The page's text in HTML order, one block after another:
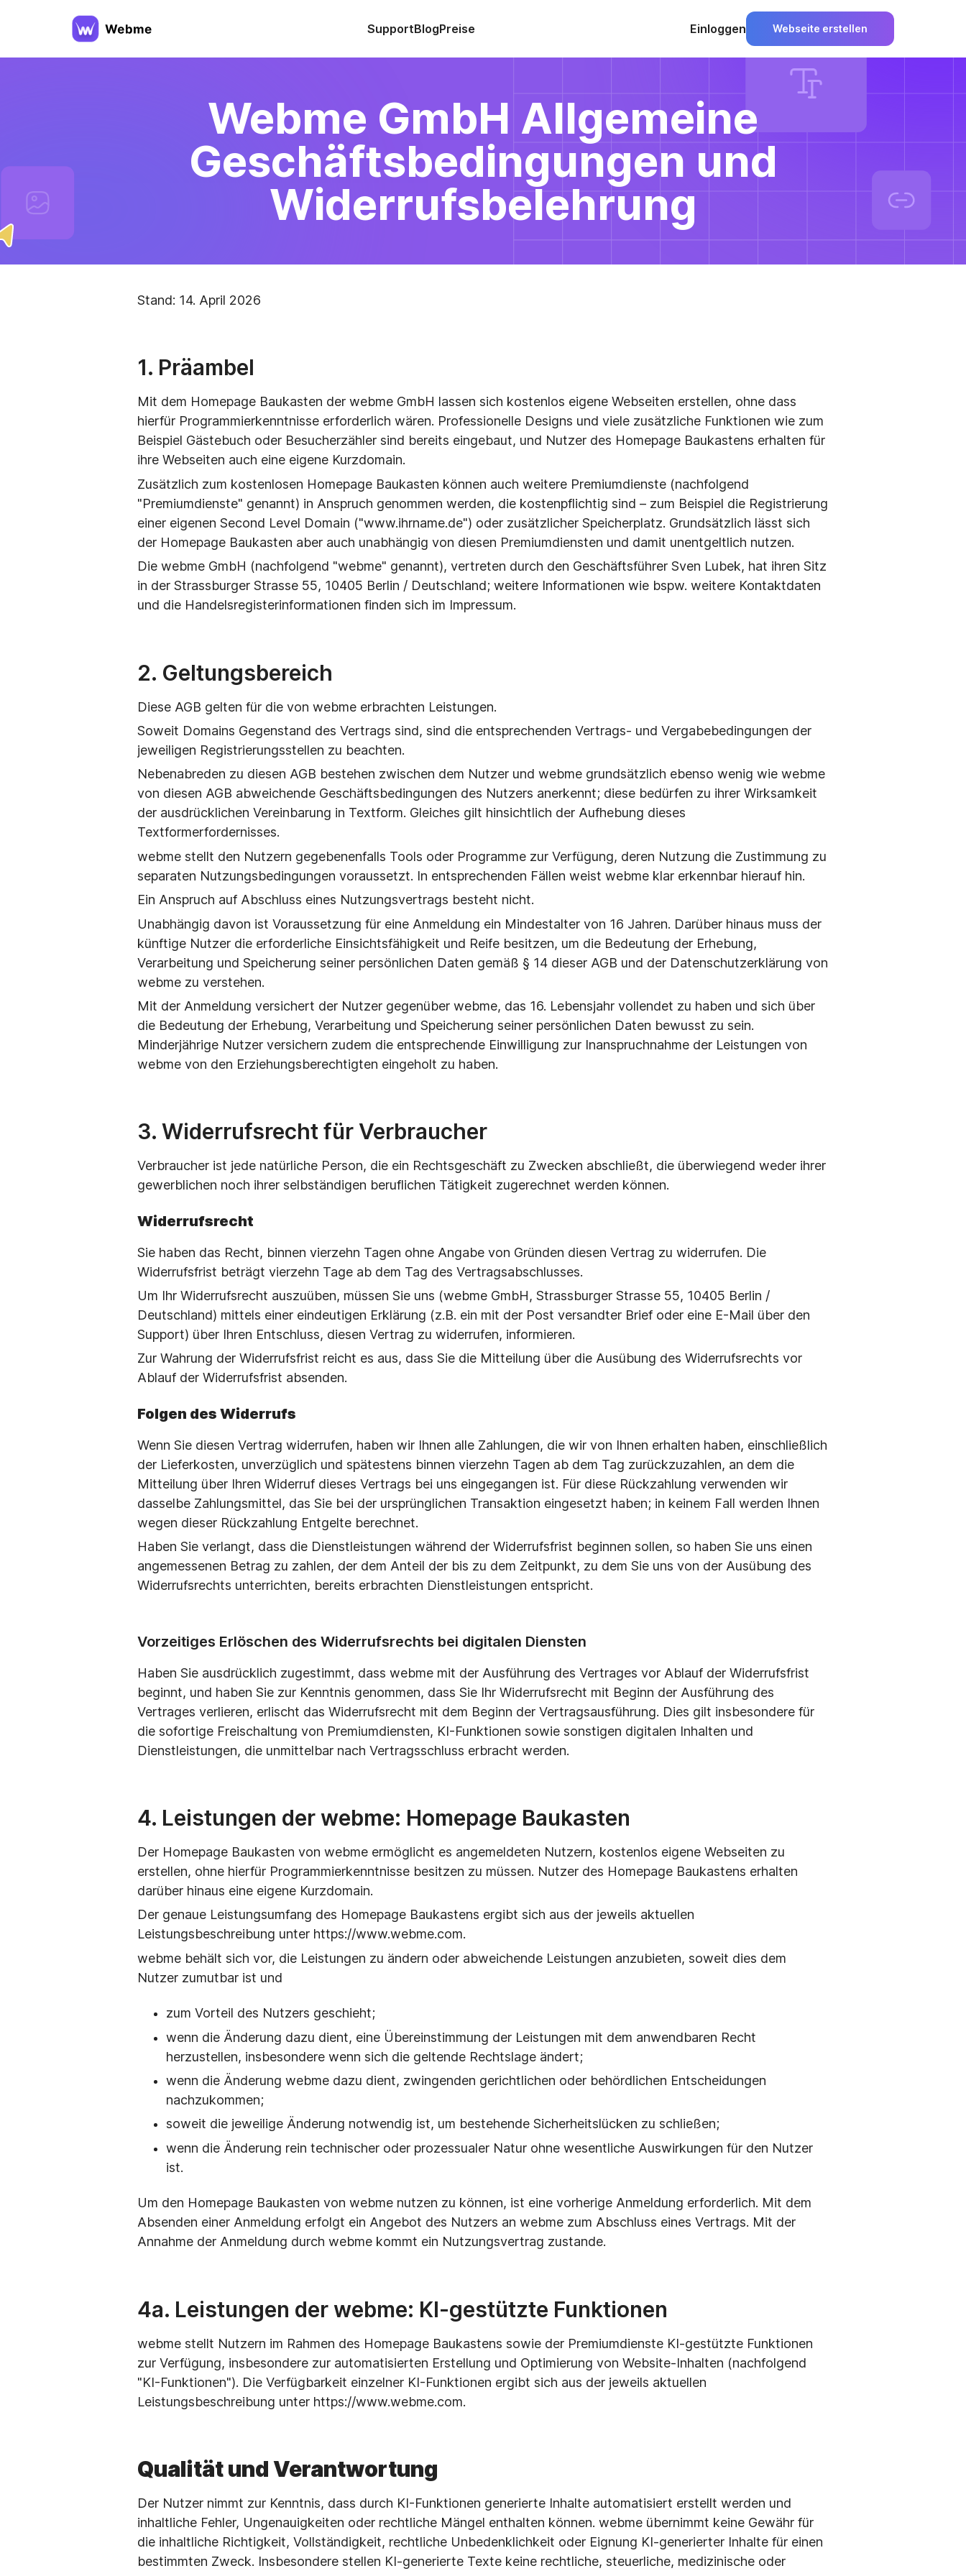
SupportBlogPreise Einloggen Webseite erstellen
Webme GmbH Allgemeine
Geschäftsbedingungen und
Widerrufsbelehrung
Stand: 14. April 2026
1. Präambel
Mit dem Homepage Baukasten der webme GmbH lassen sich kostenlos eigene Webseiten erstellen, ohne dass
hierfür Programmierkenntnisse erforderlich wären. Professionelle Designs und viele zusätzliche Funktionen wie zum
Beispiel Gästebuch oder Besucherzähler sind bereits eingebaut, und Nutzer des Homepage Baukastens erhalten für
ihre Webseiten auch eine eigene Kurzdomain.
Zusätzlich zum kostenlosen Homepage Baukasten können auch weitere Premiumdienste (nachfolgend
"Premiumdienste" genannt) in Anspruch genommen werden, die kostenpflichtig sind – zum Beispiel die Registrierung
einer eigenen Second Level Domain ("www.ihrname.de") oder zusätzlicher Speicherplatz. Grundsätzlich lässt sich
der Homepage Baukasten aber auch unabhängig von diesen Premiumdiensten und damit unentgeltlich nutzen.
Die webme GmbH (nachfolgend "webme" genannt), vertreten durch den Geschäftsführer Sven Lubek, hat ihren Sitz
in der Strassburger Strasse 55, 10405 Berlin / Deutschland; weitere Informationen wie bspw. weitere Kontaktdaten
und die Handelsregisterinformationen finden sich im Impressum.
2. Geltungsbereich
Diese AGB gelten für die von webme erbrachten Leistungen.
Soweit Domains Gegenstand des Vertrags sind, sind die entsprechenden Vertrags- und Vergabebedingungen der
jeweiligen Registrierungsstellen zu beachten.
Nebenabreden zu diesen AGB bestehen zwischen dem Nutzer und webme grundsätzlich ebenso wenig wie webme
von diesen AGB abweichende Geschäftsbedingungen des Nutzers anerkennt; diese bedürfen zu ihrer Wirksamkeit
der ausdrücklichen Vereinbarung in Textform. Gleiches gilt hinsichtlich der Aufhebung dieses
Textformerfordernisses.
webme stellt den Nutzern gegebenenfalls Tools oder Programme zur Verfügung, deren Nutzung die Zustimmung zu
separaten Nutzungsbedingungen voraussetzt. In entsprechenden Fällen weist webme klar erkennbar hierauf hin.
Ein Anspruch auf Abschluss eines Nutzungsvertrags besteht nicht.
Unabhängig davon ist Voraussetzung für eine Anmeldung ein Mindestalter von 16 Jahren. Darüber hinaus muss der
künftige Nutzer die erforderliche Einsichtsfähigkeit und Reife besitzen, um die Bedeutung der Erhebung,
Verarbeitung und Speicherung seiner persönlichen Daten gemäß § 14 dieser AGB und der Datenschutzerklärung von
webme zu verstehen.
Mit der Anmeldung versichert der Nutzer gegenüber webme, das 16. Lebensjahr vollendet zu haben und sich über
die Bedeutung der Erhebung, Verarbeitung und Speicherung seiner persönlichen Daten bewusst zu sein.
Minderjährige Nutzer versichern zudem die entsprechende Einwilligung zur Inanspruchnahme der Leistungen von
webme von den Erziehungsberechtigten eingeholt zu haben.
3. Widerrufsrecht für Verbraucher
Verbraucher ist jede natürliche Person, die ein Rechtsgeschäft zu Zwecken abschließt, die überwiegend weder ihrer
gewerblichen noch ihrer selbständigen beruflichen Tätigkeit zugerechnet werden können.
Widerrufsrecht
Sie haben das Recht, binnen vierzehn Tagen ohne Angabe von Gründen diesen Vertrag zu widerrufen. Die
Widerrufsfrist beträgt vierzehn Tage ab dem Tag des Vertragsabschlusses.
Um Ihr Widerrufsrecht auszuüben, müssen Sie uns (webme GmbH, Strassburger Strasse 55, 10405 Berlin /
Deutschland) mittels einer eindeutigen Erklärung (z.B. ein mit der Post versandter Brief oder eine E-Mail über den
Support) über Ihren Entschluss, diesen Vertrag zu widerrufen, informieren.
Zur Wahrung der Widerrufsfrist reicht es aus, dass Sie die Mitteilung über die Ausübung des Widerrufsrechts vor
Ablauf der Widerrufsfrist absenden.
Folgen des Widerrufs
Wenn Sie diesen Vertrag widerrufen, haben wir Ihnen alle Zahlungen, die wir von Ihnen erhalten haben, einschließlich
der Lieferkosten, unverzüglich und spätestens binnen vierzehn Tagen ab dem Tag zurückzuzahlen, an dem die
Mitteilung über Ihren Widerruf dieses Vertrags bei uns eingegangen ist. Für diese Rückzahlung verwenden wir
dasselbe Zahlungsmittel, das Sie bei der ursprünglichen Transaktion eingesetzt haben; in keinem Fall werden Ihnen
wegen dieser Rückzahlung Entgelte berechnet.
Haben Sie verlangt, dass die Dienstleistungen während der Widerrufsfrist beginnen sollen, so haben Sie uns einen
angemessenen Betrag zu zahlen, der dem Anteil der bis zu dem Zeitpunkt, zu dem Sie uns von der Ausübung des
Widerrufsrechts unterrichten, bereits erbrachten Dienstleistungen entspricht.
Vorzeitiges Erlöschen des Widerrufsrechts bei digitalen Diensten
Haben Sie ausdrücklich zugestimmt, dass webme mit der Ausführung des Vertrages vor Ablauf der Widerrufsfrist
beginnt, und haben Sie zur Kenntnis genommen, dass Sie Ihr Widerrufsrecht mit Beginn der Ausführung des
Vertrages verlieren, erlischt das Widerrufsrecht mit dem Beginn der Vertragsausführung. Dies gilt insbesondere für
die sofortige Freischaltung von Premiumdiensten, KI-Funktionen sowie sonstigen digitalen Inhalten und
Dienstleistungen, die unmittelbar nach Vertragsschluss erbracht werden.
4. Leistungen der webme: Homepage Baukasten
Der Homepage Baukasten von webme ermöglicht es angemeldeten Nutzern, kostenlos eigene Webseiten zu
erstellen, ohne hierfür Programmierkenntnisse besitzen zu müssen. Nutzer des Homepage Baukastens erhalten
darüber hinaus eine eigene Kurzdomain.
Der genaue Leistungsumfang des Homepage Baukastens ergibt sich aus der jeweils aktuellen
Leistungsbeschreibung unter https://www.webme.com.
webme behält sich vor, die Leistungen zu ändern oder abweichende Leistungen anzubieten, soweit dies dem
Nutzer zumutbar ist und
zum Vorteil des Nutzers geschieht;
wenn die Änderung dazu dient, eine Übereinstimmung der Leistungen mit dem anwendbaren Recht
herzustellen, insbesondere wenn sich die geltende Rechtslage ändert;
wenn die Änderung webme dazu dient, zwingenden gerichtlichen oder behördlichen Entscheidungen
nachzukommen;
soweit die jeweilige Änderung notwendig ist, um bestehende Sicherheitslücken zu schließen;
wenn die Änderung rein technischer oder prozessualer Natur ohne wesentliche Auswirkungen für den Nutzer
ist.
Um den Homepage Baukasten von webme nutzen zu können, ist eine vorherige Anmeldung erforderlich. Mit dem
Absenden einer Anmeldung erfolgt ein Angebot des Nutzers an webme zum Abschluss eines Vertrags. Mit der
Annahme der Anmeldung durch webme kommt ein Nutzungsvertrag zustande.
4a. Leistungen der webme: KI-gestützte Funktionen
webme stellt Nutzern im Rahmen des Homepage Baukastens sowie der Premiumdienste KI-gestützte Funktionen
zur Verfügung, insbesondere zur automatisierten Erstellung und Optimierung von Website-Inhalten (nachfolgend
"KI-Funktionen"). Die Verfügbarkeit einzelner KI-Funktionen ergibt sich aus der jeweils aktuellen
Leistungsbeschreibung unter https://www.webme.com.
Qualität und Verantwortung
Der Nutzer nimmt zur Kenntnis, dass durch KI-Funktionen generierte Inhalte automatisiert erstellt werden und
inhaltliche Fehler, Ungenauigkeiten oder rechtliche Mängel enthalten können. webme übernimmt keine Gewähr für
die inhaltliche Richtigkeit, Vollständigkeit, rechtliche Unbedenklichkeit oder Eignung KI-generierter Inhalte für einen
bestimmten Zweck. Insbesondere stellen KI-generierte Texte keine rechtliche, steuerliche, medizinische oder